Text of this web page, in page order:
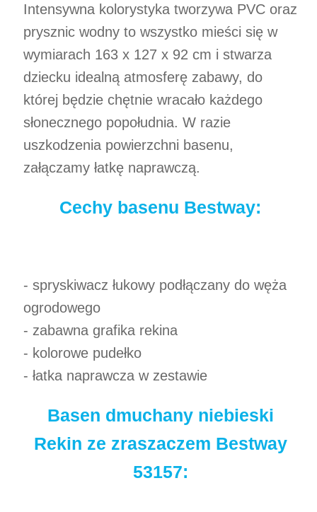
Intensywna kolorystyka tworzywa PVC oraz
prysznic wodny to wszystko mieści się w
wymiarach 163 x 127 x 92 cm i stwarza
dziecku idealną atmosferę zabawy, do
której będzie chętnie wracało każdego
słonecznego popołudnia. W razie
uszkodzenia powierzchni basenu,
załączamy łatkę naprawczą.
Cechy basenu Bestway:
- spryskiwacz łukowy podłączany do węża
ogrodowego
- zabawna grafika rekina
- kolorowe pudełko
- łatka naprawcza w zestawie
Basen dmuchany niebieski
Rekin ze zraszaczem Bestway
53157: